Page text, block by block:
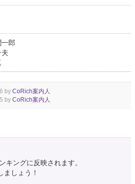
一郎
夫
by CoRich案内人
by CoRich案内人
キングに反映されます。
しょう！